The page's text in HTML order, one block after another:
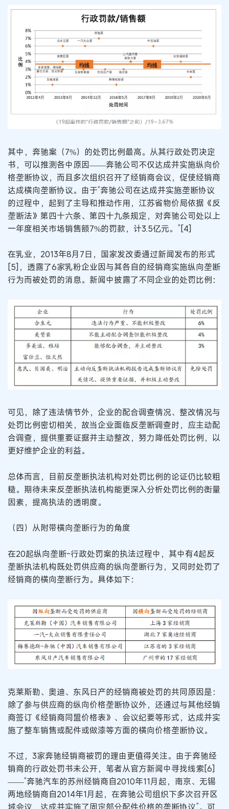
其中，奔驰案（7%）的处罚比例最高。从其行政处罚决定
书，可以推测各中原因——奔驰公司不仅达成并实施纵向价
格垄断协议，而且多次组织召开了经销商会议，促使经销商
达成横向垄断协议。由于“奔驰公司在达成并实施垄断协议
的过程中，起到了主导和推动作用，江苏省物价局依据《反
垄断法》第四十六条、第四十九条规定，对奔驰公司处以上
一年度相关市场销售额7%的罚款，计3.5亿元。”[4]
在乳业，2013年8月7日，国家发改委通过新闻发布的形式
[5]，透露了6家乳粉企业因与其各自的经销商实施纵向垄断
行为而被处罚的消息。新闻中披露了不同企业的处罚比例：
可见，除了违法情节外，企业的配合调查情况、整改情况与
处罚比例密切相关，故当企业面临反垄断调查时，应主动配
合调查，提供重要证据并主动整改，努力降低处罚比例，以
更好维护企业的利益。
总体而言，目前反垄断执法机构对处罚比例的论证仍比较粗
糙。期待未来反垄断执法机构能更深入分析处罚比例的衡量
因素，提高执法的透明度。
（四）从附带横向垄断行为的角度
在20起纵向垄断-行政处罚案的执法过程中，其中有4起反
垄断执法机构既处罚供应商的纵向垄断行为，又同时处罚了
经销商的横向垄断行为。具体如下：
克莱斯勒、奥迪、东风日产的经销商被处罚的共同原因是：
除了参与供应商的纵向价格垄断协议外，还通过与其他经销
商签订《经销商同盟价格表》、会议纪要等形式，达成并实
施了整车销售或配件或做漆等方面的横向价格垄断协议。
不过，3家奔驰经销商被罚的理由更值得关注。由于奔驰经
销商的行政处罚书未公开，笔者从官方新闻中寻找线索[6]
——“奔驰汽车的苏州经销商自2010年11月起，南京、无锡
两地经销商自2014年1月起，在奔驰公司组织下多次召开区